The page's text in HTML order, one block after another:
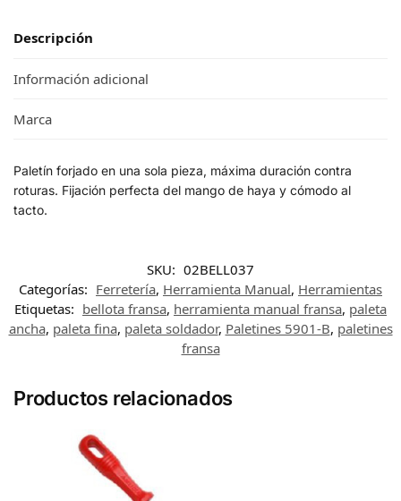
Descripción
Información adicional
Marca
Paletín forjado en una sola pieza, máxima duración contra
roturas. Fijación perfecta del mango de haya y cómodo al
tacto.
SKU: 02BELL037
Categorías: Ferretería, Herramienta Manual, Herramientas
Etiquetas: bellota fransa, herramienta manual fransa, paleta
ancha, paleta fina, paleta soldador, Paletines 5901-B, paletines
fransa
Productos relacionados